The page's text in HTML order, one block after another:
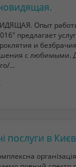
Опыт
предлагает
и
с любимыми.
...
в